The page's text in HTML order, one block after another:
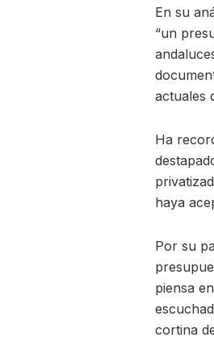
En su
“un
actuales
Ha
haya
Por su
piensa
cortina